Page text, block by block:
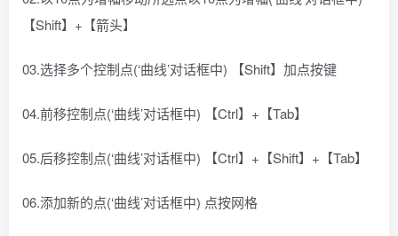
【Shift】+【箭头】
03.选择多个控制点(‘曲线’对话框中) 【Shift】加点按键
04.前移控制点(‘曲线’对话框中) 【Ctrl】+【Tab】
05.后移控制点(‘曲线’对话框中) 【Ctrl】+【Shift】+【Tab】
06.添加新的点(‘曲线’对话框中) 点按网格